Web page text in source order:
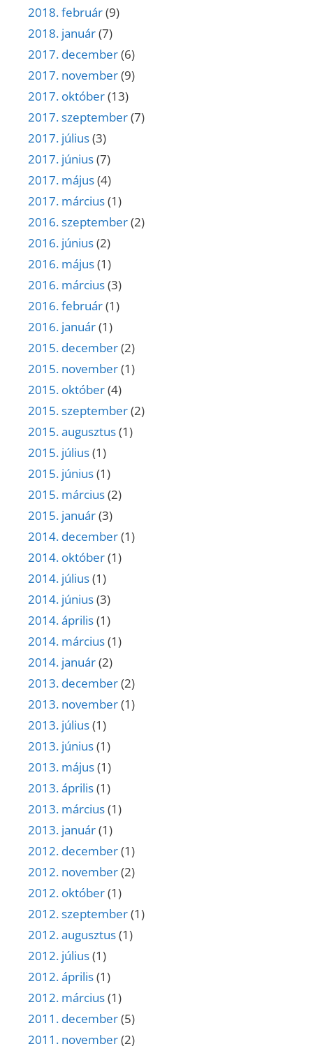
2018. február(9)
2018. január(7)
2017. december(6)
2017. november(9)
2017. október(13)
2017. szeptember(7)
2017. július(3)
2017. június(7)
2017. május(4)
2017. március(1)
2016. szeptember(2)
2016. június(2)
2016. május(1)
2016. március(3)
2016. február(1)
2016. január(1)
2015. december(2)
2015. november(1)
2015. október(4)
2015. szeptember(2)
2015. augusztus(1)
2015. július(1)
2015. június(1)
2015. március(2)
2015. január(3)
2014. december(1)
2014. október(1)
2014. július(1)
2014. június(3)
2014. április(1)
2014. március(1)
2014. január(2)
2013. december(2)
2013. november(1)
2013. július(1)
2013. június(1)
2013. május(1)
2013. április(1)
2013. március(1)
2013. január(1)
2012. december(1)
2012. november(2)
2012. október(1)
2012. szeptember(1)
2012. augusztus(1)
2012. július(1)
2012. április(1)
2012. március(1)
2011. december(5)
2011. november(2)